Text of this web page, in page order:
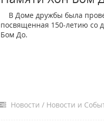
В Доме дружбы была
посвященная 150-летию со
Бом До.
Новости / Новости и